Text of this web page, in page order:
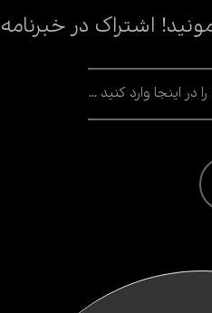
اشتراک در خبرنامه